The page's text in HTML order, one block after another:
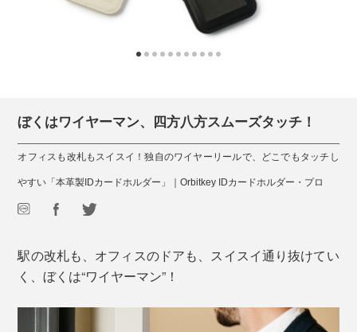
ぼくはワイヤーマン、四方八方スムーズタッチ！
オフィスも改札もスイスイ！独自のワイヤーリールで、どこでもタッチし
やすい「本革製IDカードホルダー」｜Orbitkey IDカードホルダー・プロ
駅の改札も、オフィスのドアも、スイスイ通り抜けてい
く、ぼくは“ワイヤーマン”！